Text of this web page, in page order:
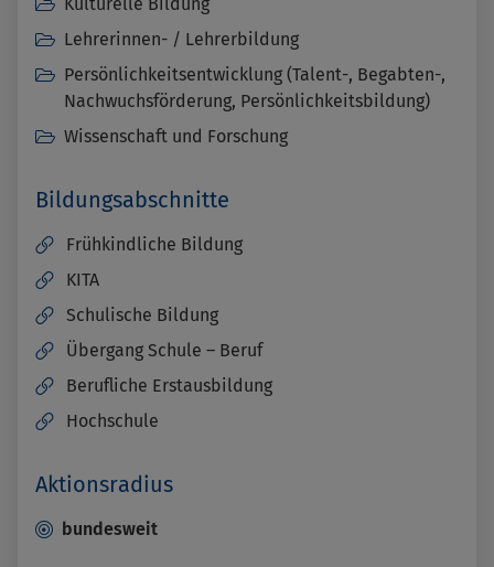
Lehrerinnen- / Lehrerbildung
Persönlichkeitsentwicklung (Talent-, Begabten-,
Nachwuchsförderung, Persönlichkeitsbildung)
Wissenschaft und Forschung
Bildungsabschnitte
Frühkindliche Bildung
KITA
Schulische Bildung
Übergang Schule – Beruf
Berufliche Erstausbildung
Hochschule
Aktionsradius
bundesweit